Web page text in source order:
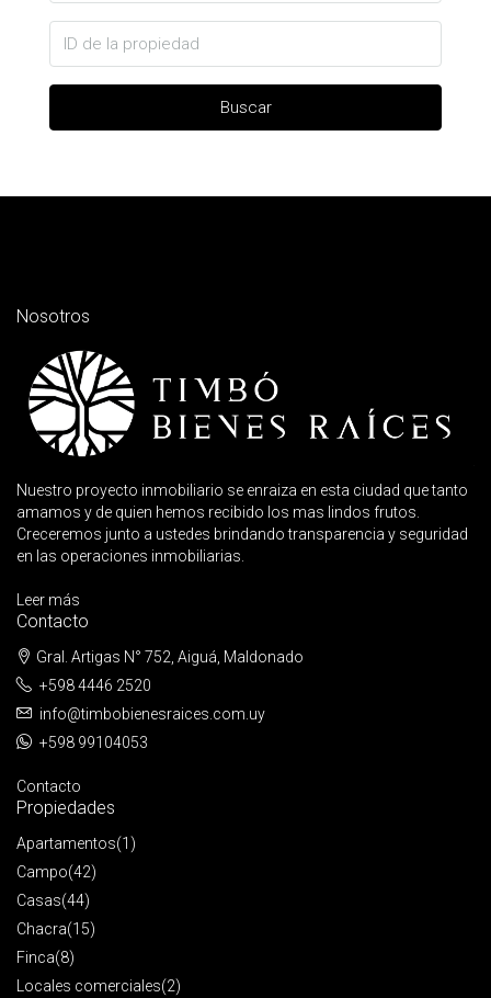
Buscar
Nosotros
Nuestro proyecto inmobiliario se enraiza en esta ciudad que tanto
amamos y de quien hemos recibido los mas lindos frutos.
Creceremos junto a ustedes brindando transparencia y seguridad
en las operaciones inmobiliarias.
Leer más
Contacto
Gral. Artigas N° 752, Aiguá, Maldonado
+598 4446 2520
info@timbobienesraices.com.uy
+598 99104053
Contacto
Propiedades
Apartamentos(1)
Campo(42)
Casas(44)
Chacra(15)
Finca(8)
Locales comerciales(2)